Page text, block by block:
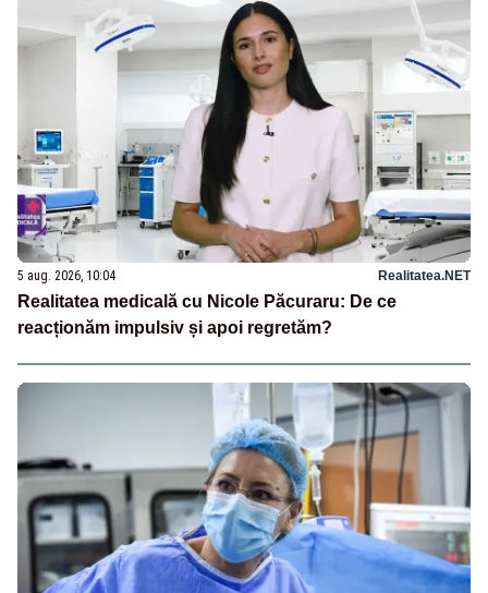
5 aug. 2026, 10:04 Realitatea.NET
Realitatea medicală cu Nicole Păcuraru: De ce
reacționăm impulsiv și apoi regretăm?